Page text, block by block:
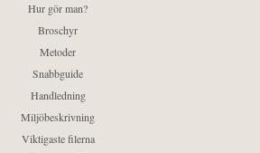
Hur gör man?
Broschyr
Metoder
Snabbguide
Handledning
Miljöbeskrivning
Viktigaste filerna